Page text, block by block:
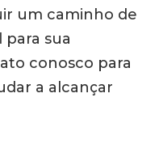
um caminho de
sua
conosco para
a alcançar